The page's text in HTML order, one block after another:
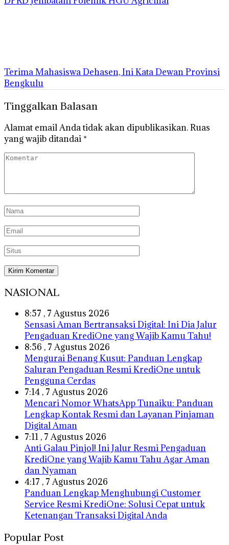
Terima Mahasiswa Dehasen, Ini Kata Dewan Provinsi
Bengkulu
Tinggalkan Balasan
Alamat email Anda tidak akan dipublikasikan.Ruas
yang wajib ditandai *
NASIONAL
8:57 , 7 Agustus 2026
Sensasi Aman Bertransaksi Digital: Ini Dia Jalur
Pengaduan KrediOne yang Wajib Kamu Tahu!
8:56 , 7 Agustus 2026
Mengurai Benang Kusut: Panduan Lengkap
Saluran Pengaduan Resmi KrediOne untuk
Pengguna Cerdas
7:14 , 7 Agustus 2026
Mencari Nomor WhatsApp Tunaiku: Panduan
Lengkap Kontak Resmi dan Layanan Pinjaman
Digital Aman
7:11 , 7 Agustus 2026
Anti Galau Pinjol! Ini Jalur Resmi Pengaduan
KrediOne yang Wajib Kamu Tahu Agar Aman
dan Nyaman
4:17 , 7 Agustus 2026
Panduan Lengkap Menghubungi Customer
Service Resmi KrediOne: Solusi Cepat untuk
Ketenangan Transaksi Digital Anda
Popular Post